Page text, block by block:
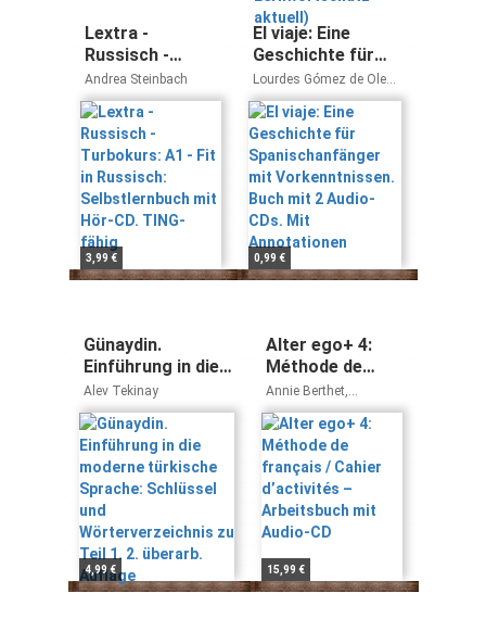
Lextra -
Russisch -
Turbokurs: A1 -
Fit in Russisch:
Selbstlernbuch
mit Hör-CD.
TING-fähig
Andrea Steinbach
3,99 €
El viaje: Eine
Geschichte für
Spanischanfänger
mit
Vorkenntnissen.
Buch mit 2 Audio-
CDs. Mit
Annotationen
Lourdes Gómez de Olea,
Palmira López Pernía,
Vicenta Revert, Nuria
Sáez
0,99 €
Günaydin.
Einführung in die
moderne
türkische
Sprache:
Schlüssel und
Wörterverzeichnis
zu Teil 1. 2.
überarb. Auflage
Alev Tekinay
4,99 €
Alter ego+ 4:
Méthode de
français / Cahier
d’activités –
Arbeitsbuch mit
Audio-CD
Annie Berthet,
Emmanuelle Daill,
Catherine Hugot,
Monique
Waendendries,
Véronique M. Kizirian
15,99 €